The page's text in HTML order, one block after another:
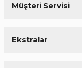
Müşteri Servisi
Ekstralar